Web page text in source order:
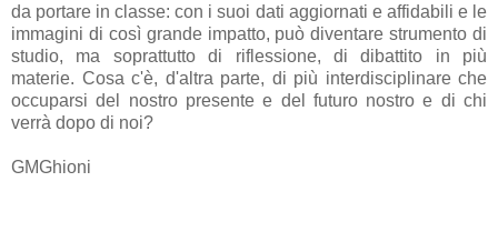
da portare in classe: con i suoi dati aggiornati e affidabili e le
immagini di così grande impatto, può diventare strumento di
studio, ma soprattutto di riflessione, di dibattito in più
materie. Cosa c'è, d'altra parte, di più interdisciplinare che
occuparsi del nostro presente e del futuro nostro e di chi
verrà dopo di noi?
GMGhioni